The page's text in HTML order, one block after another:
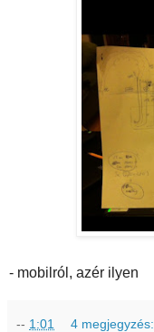
- mobilról, azér ilyen
-- 1:01 4 megjegyzés: